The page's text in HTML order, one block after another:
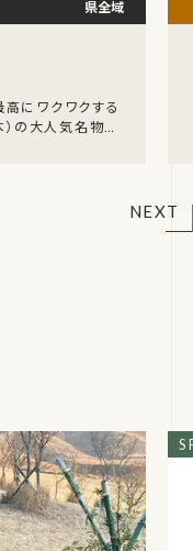
高にワクワクする
の大人気名物企
県全域
NEXT